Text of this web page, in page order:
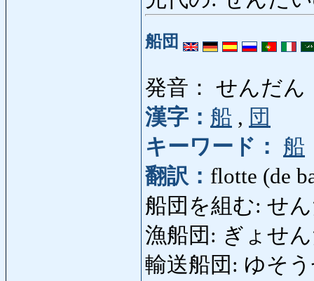
船団
発音： せんだん
漢字： 船 , 団
キーワード：
船
翻訳： flotte (de
船団を組む: せ
漁船団: ぎょせ
輸送船団: ゆそ